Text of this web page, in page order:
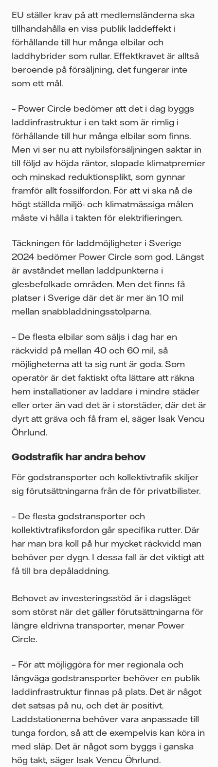
EU ställer krav på att medlemsländerna ska
tillhandahålla en viss publik laddeffekt i
förhållande till hur många elbilar och
laddhybrider som rullar. Effektkravet är alltså
beroende på försäljning, det fungerar inte
som ett mål.
– Power Circle bedömer att det i dag byggs
laddinfrastruktur i en takt som är rimlig i
förhållande till hur många elbilar som finns.
Men vi ser nu att nybilsförsäljningen saktar in
till följd av höjda räntor, slopade klimatpremier
och minskad reduktionsplikt, som gynnar
framför allt fossilfordon. För att vi ska nå de
högt ställda miljö- och klimatmässiga målen
måste vi hålla i takten för elektrifieringen.
Täckningen för laddmöjligheter i Sverige
2024 bedömer Power Circle som god. Längst
är avståndet mellan laddpunkterna i
glesbefolkade områden. Men det finns få
platser i Sverige där det är mer än 10 mil
mellan snabbladdningsstolparna.
– De flesta elbilar som säljs i dag har en
räckvidd på mellan 40 och 60 mil, så
möjligheterna att ta sig runt är goda. Som
operatör är det faktiskt ofta lättare att räkna
hem installationer av laddare i mindre städer
eller orter än vad det är i storstäder, där det är
dyrt att gräva och få fram el, säger Isak Vencu
Öhrlund.
Godstrafik har andra behov
För godstransporter och kollektivtrafik skiljer
sig förutsättningarna från de för privatbilister.
– De flesta godstransporter och
kollektivtrafiksfordon går specifika rutter. Där
har man bra koll på hur mycket räckvidd man
behöver per dygn. I dessa fall är det viktigt att
få till bra depåladdning.
Behovet av investeringsstöd är i dagsläget
som störst när det gäller förutsättningarna för
längre eldrivna transporter, menar Power
Circle.
– För att möjliggöra för mer regionala och
långväga godstransporter behöver en publik
laddinfrastruktur finnas på plats. Det är något
det satsas på nu, och det är positivt.
Laddstationerna behöver vara anpassade till
tunga fordon, så att de exempelvis kan köra in
med släp. Det är något som byggs i ganska
hög takt, säger Isak Vencu Öhrlund.